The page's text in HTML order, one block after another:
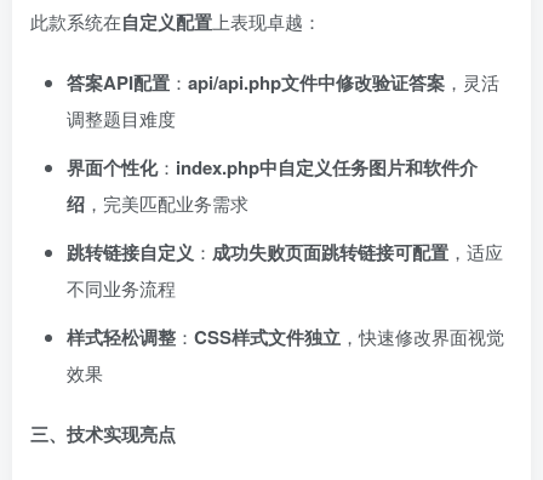
此款系统在自定义配置 上表现卓越：
答案API配置 ： api/api.php文件中修改验证答案 ，灵活
调整题目难度
界面个性化： index.php中自定义任务图片和软件介
绍 ，完美匹配业务需求
跳转链接自定义 ： 成功失败页面跳转链接可配置 ，适应
不同业务流程
样式轻松调整 ： CSS样式文件独立 ，快速修改界面视觉
效果
三、技术实现亮点